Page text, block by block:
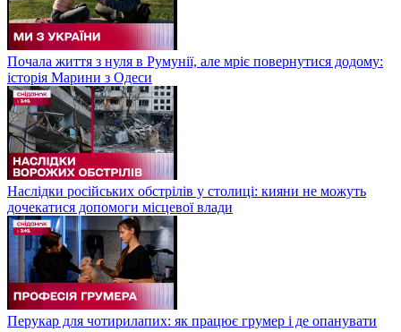
Почала життя з нуля в Румунії, але мріє повернутися додому:
історія Марини з Одеси
Наслідки російських обстрілів у столиці: кияни не можуть
дочекатися допомоги місцевої влади
Перукар для чотирилапих: як працює грумер і де опанувати